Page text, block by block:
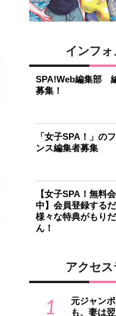
インフ
SPA!Web編集部
募集！
「女子SPA！」の
ンス編集者募集
【女子SPA！無料
中】会員登録する
様々な特典がもり
ん！
アクセ
1
元ジャン
も、妻は